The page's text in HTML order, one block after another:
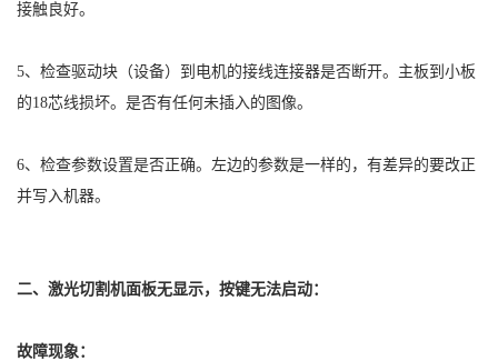
接触良好。
5、检查驱动块（设备）到电机的接线连接器是否断开。主板到小板
的18芯线损坏。是否有任何未插入的图像。
6、检查参数设置是否正确。左边的参数是一样的，有差异的要改正
并写入机器。
二、激光切割机面板无显示，按键无法启动：
故障现象：